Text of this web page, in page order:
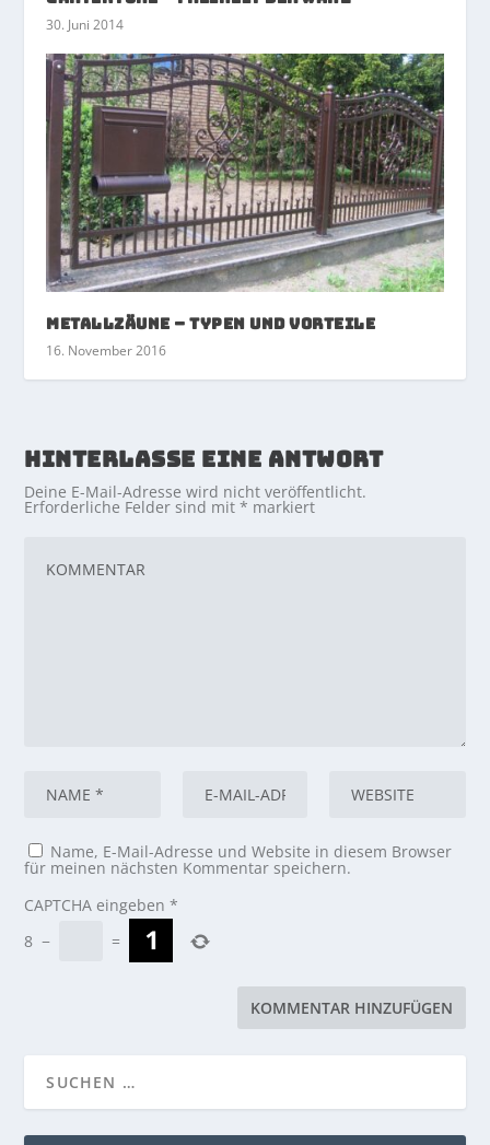
30. Juni 2014
Metallzäune – Typen und Vorteile
16. November 2016
HINTERLASSE EINE ANTWORT
Deine E-Mail-Adresse wird nicht veröffentlicht.
Erforderliche Felder sind mit* markiert
Name, E-Mail-Adresse und Website in diesem Browser
für meinen nächsten Kommentar speichern.
CAPTCHA eingeben *
8 − =